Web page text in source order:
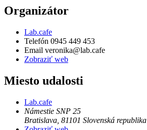
Organizátor
Lab.cafe
Telefón 0945 449 453
Email veronika@lab.cafe
Zobraziť web
Miesto udalosti
Lab.cafe
Námestie SNP 25
Bratislava 81101 Slovenská republika